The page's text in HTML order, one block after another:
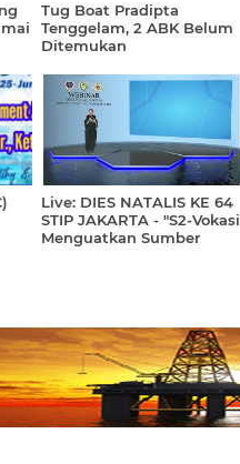
Tug Boat Pradipta
Tenggelam, 2 ABK Belum
Ditemukan
Live: DIES NATALIS KE 64
STIP JAKARTA - "S2-Vokasi
Menguatkan Sumber